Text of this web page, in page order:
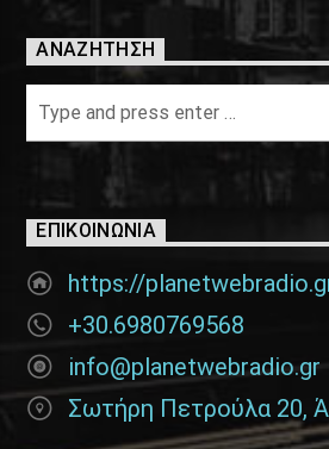
ΑΝΑΖΉΤΗΣΗ
ΕΠΙΚΟΙΝΩΝΊΑ
https://
+30.6980769568
info@planetwebradio.gr
Σωτήρη Πετρούλα 20,